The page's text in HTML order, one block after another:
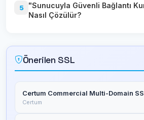
5
"Sunucuyla Güvenli Bağlantı
Nasıl Çözülür?
Önerilen SSL
Certum Commercial Multi-Domain
Certum